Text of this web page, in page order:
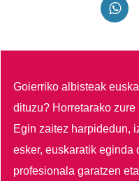
Goierriko albisteak
dituzu? Horretarako
Egin zaitez harpidedun,
esker, euskaratik eginda
profesionala garatzen